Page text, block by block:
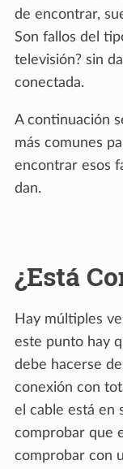
de encontrar,
Son fallos del
televisión? sin
conectada.
A continuación
más comunes
encontrar esos
dan.
¿Está
Hay múltiples
este punto hay
debe hacerse
conexión con
el cable está en
comprobar que
comprobar con